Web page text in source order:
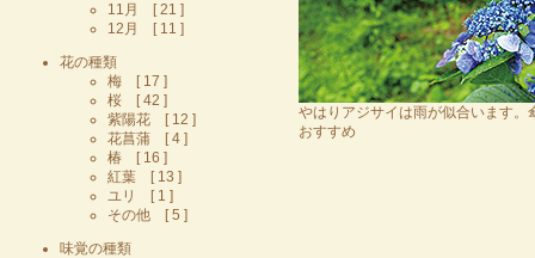
11月 [ 21 ]
12月 [ 11 ]
花の種類
梅 [ 17 ]
桜 [ 42 ]
紫陽花 [ 12 ]
花菖蒲 [ 4 ]
椿 [ 16 ]
紅葉 [ 13 ]
ユリ [ 1 ]
その他 [ 5 ]
味覚の種類
やはりアジサイは雨が似合います。
おすすめ